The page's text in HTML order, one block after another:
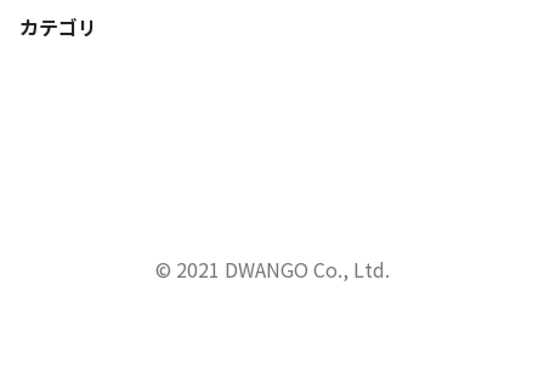
カテゴリ
© 2021 DWANGO Co., Ltd.